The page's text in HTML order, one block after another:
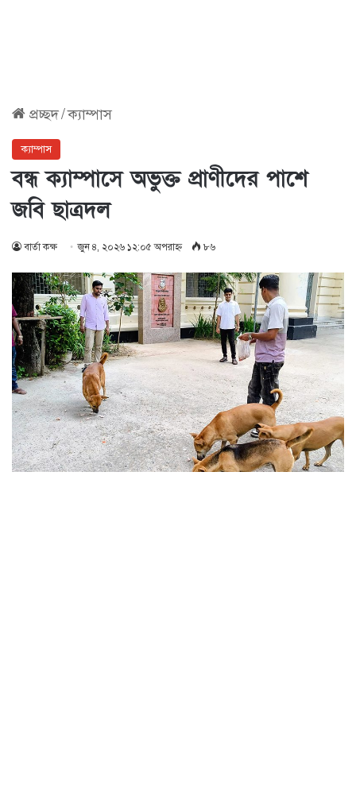
প্রচ্ছদ/ক্যাম্পাস
ক্যাম্পাস
বন্ধ ক্যাম্পাসে অভুক্ত প্রাণীদের পাশে
জবি ছাত্রদল
বার্তা কক্ষ জুন ৪, ২০২৬ ১২:০৫ অপরাহ্ণ ৮৬